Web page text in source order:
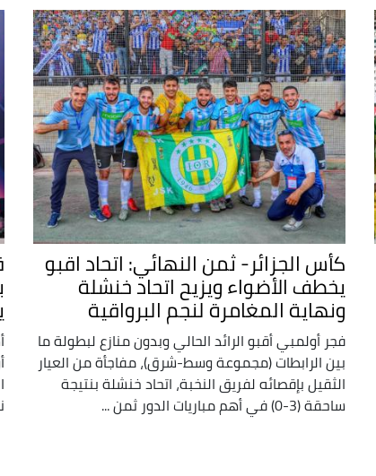
كأس الجزائر- ثمن النهائي: اتحاد اقبو
يخطف الأضواء ويزيح اتحاد خنشلة
ونهاية المغامرة لنجم البرواقية
فجر أولمبي أقبو الرائد الحالي وبدون منازع لبطولة ما
بين الرابطات (مجموعة وسط-شرق)، مفاجأة من العيار
الثقيل بإقصائه لفريق النخبة، اتحاد خنشلة بنتيجة
ساحقة (3-0) في أهم مباريات الدور ثمن ...